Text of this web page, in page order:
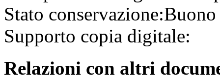
Stato conservazione:Buono
Supporto copia digitale:
Relazioni con altri